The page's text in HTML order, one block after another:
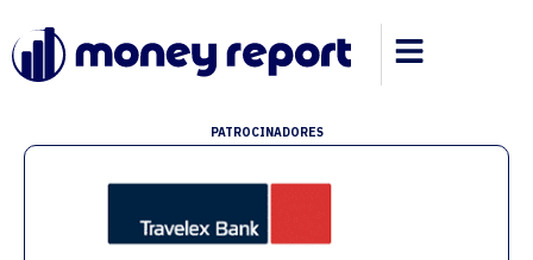
PATROCINADORES